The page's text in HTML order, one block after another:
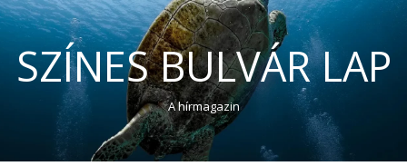
SZÍNES BULVÁR LAP
A hírmagazin